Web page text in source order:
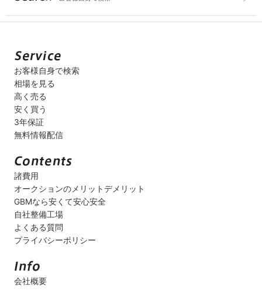
お客様自身で検索
相場を見る
高く売る
安く買う
3年保証
無料情報配信
諸費用
オークションのメリットデメリット
GBMなら安くて安心安全
自社整備工場
よくある質問
プライバシーポリシー
会社概要